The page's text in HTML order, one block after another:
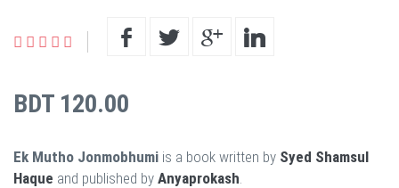
BDT 120.00
Ek Mutho Jonmobhumi is a book written by Syed Shamsul
Haque and published by Anyaprokash